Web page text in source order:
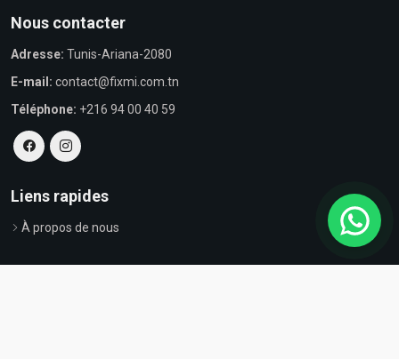
Nous contacter
Adresse: Tunis-Ariana-2080
E-mail: contact@fixmi.com.tn
Téléphone: +216 94 00 40 59
Liens rapides
À propos de nous